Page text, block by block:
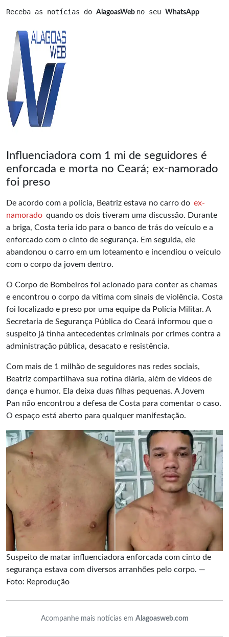
Receba as notícias do AlagoasWeb no seu WhatsApp
Influenciadora com 1 mi de seguidores é
enforcada e morta no Ceará; ex-namorado
foi preso
De acordo com a polícia, Beatriz estava no carro do ex-
namorado quando os dois tiveram uma discussão. Durante
a briga, Costa teria ido para o banco de trás do veículo e a
enforcado com o cinto de segurança. Em seguida, ele
abandonou o carro em um loteamento e incendiou o veículo
com o corpo da jovem dentro.
O Corpo de Bombeiros foi acionado para conter as chamas
e encontrou o corpo da vítima com sinais de violência. Costa
foi localizado e preso por uma equipe da Polícia Militar. A
Secretaria de Segurança Pública do Ceará informou que o
suspeito já tinha antecedentes criminais por crimes contra a
administração pública, desacato e resistência.
Com mais de 1 milhão de seguidores nas redes sociais,
Beatriz compartilhava sua rotina diária, além de vídeos de
dança e humor. Ela deixa duas filhas pequenas. A Jovem
Pan não encontrou a defesa de Costa para comentar o caso.
O espaço está aberto para qualquer manifestação.
Suspeito de matar influenciadora enforcada com cinto de
segurança estava com diversos arranhões pelo corpo. —
Foto: Reprodução
Acompanhe mais notícias em Alagoasweb.com